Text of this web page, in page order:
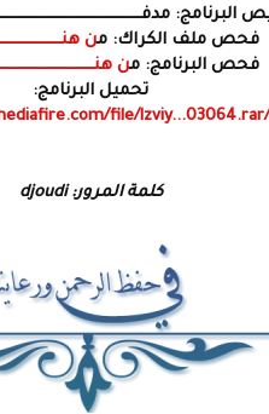
فحص ملف الكراك: من
فحص البرنامج: من
تحميل البرنامج:
file/
كلمة المرور: djoudi